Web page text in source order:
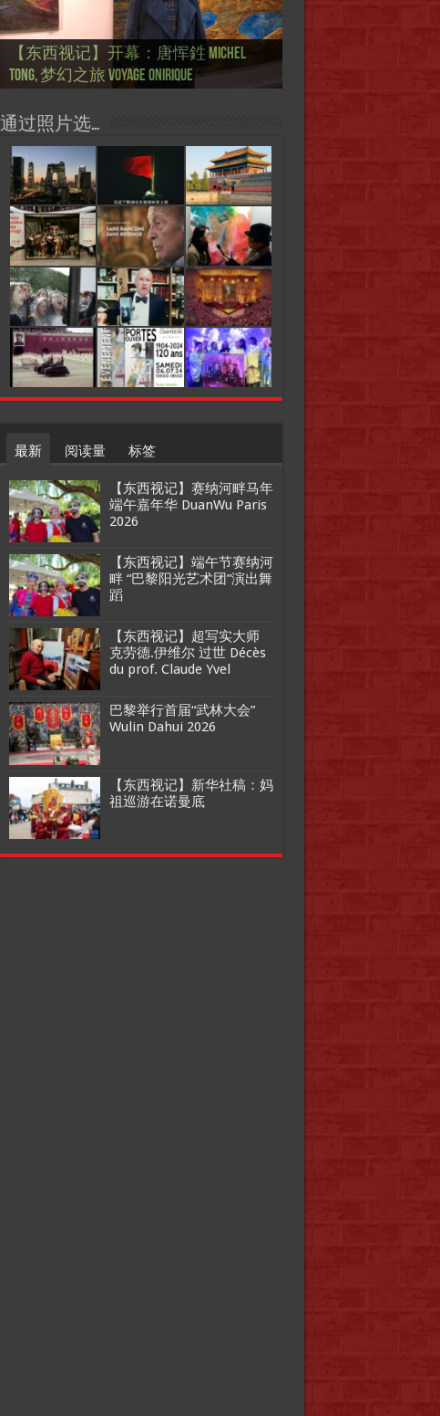
【东西视记】圆满闭幕: 梦幻之旅
Voyage onirique
【东西视记】开幕：唐恽鉎 Michel
Tong, 梦幻之旅 Voyage onirique
【东西视记】展讯：唐恽鉎 Michel
Tong, 梦幻之旅 Voyage onirique
【跨年晚会】祝各位 佳年快乐 Bonne
année 2023, Le feu d’artifice de Paris
【一画一故事】唐恽鉎 Michel Tong One
Painting One Story
【一画一故事】林象元 Lin XiangYuan One
Painting One Story
【国际参考】芭蕾舞: 天鹅湖 乌克兰
大剧院版 Le lac des cygnes – Opéra national
d’Ukraine
【国际参考】巴黎政府举行“新年晚
会” Soirée musicale à la mairie du 13e le 8
Février
【国际参考】巴黎“艺术之都”展将于2
月12日揭幕 Art Capital s’ouvre le 12 Février
【东西视记】法国电影: “中国人占领
巴黎”，一种法国幽默与“预言” Les
chinois à Paris de J.Yanne
【东西视记】时装秀：巴黎时装界
的“顽童”与“不屈者” John Galliano le
surdoué de la mode
【东西视记】法国“复兴会”式【艺术
桥展】 Expo. que “RENAISSANCE” aurait pu
organiser
通过照片选…
最新 阅读量 标签
【东西视记】赛纳河畔马年
端午嘉年华 DuanWu Paris
2026
【东西视记】端午节赛纳河
畔 “巴黎阳光艺术团”演出舞
蹈
【东西视记】超写实大师
克劳德.伊维尔 过世 Décès
du prof. Claude Yvel
巴黎举行首届“武林大会”
Wulin Dahui 2026
【东西视记】新华社稿：妈
祖巡游在诺曼底